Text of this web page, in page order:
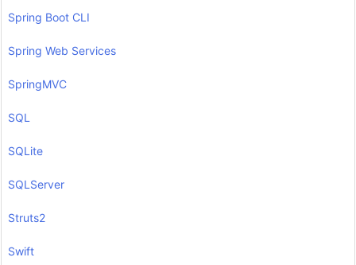
Spring Boot CLI
Spring Web Services
SpringMVC
SQL
SQLite
SQLServer
Struts2
Swift